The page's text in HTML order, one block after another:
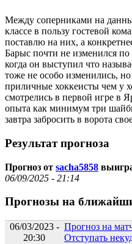
Между соперниками на
классе в пользу гостевой
поставлю на них, а
Барыс почти не изменился
когда он выступил что
тоже не особо изменились,
приличные хоккеисты чем у
смотрелись в первой игре в
опыта как минимум три
завтра забросить в ворота
Результат прогноза
Прогноз от sacha5858
06/09/2025 - 21:14
Прогнозы на
06/03/2023 -
20:30
Прогноз на
Отступать